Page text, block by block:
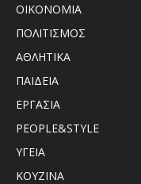
ΟΙΚΟΝΟΜΙΑ
ΠΟΛΙΤΙΣΜΟΣ
ΑΘΛΗΤΙΚΑ
ΠΑΙΔΕΙΑ
ΕΡΓΑΣΙΑ
PEOPLE&STYLE
ΥΓΕΙΑ
ΚΟΥΖΙΝΑ